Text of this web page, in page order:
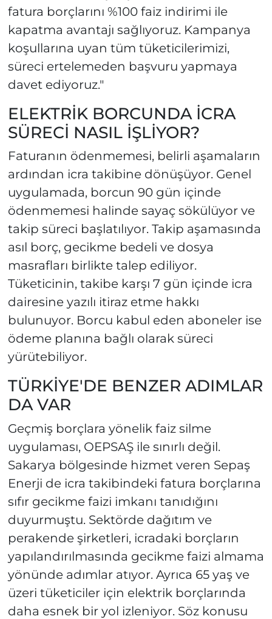
fatura borçlarını %100 faiz indirimi ile
kapatma avantajı sağlıyoruz. Kampanya
koşullarına uyan tüm tüketicilerimizi,
süreci ertelemeden başvuru yapmaya
davet ediyoruz."
ELEKTRİK BORCUNDA İCRA
SÜRECİ NASIL İŞLİYOR?
Faturanın ödenmemesi, belirli aşamaların
ardından icra takibine dönüşüyor. Genel
uygulamada, borcun 90 gün içinde
ödenmemesi halinde sayaç sökülüyor ve
takip süreci başlatılıyor. Takip aşamasında
asıl borç, gecikme bedeli ve dosya
masrafları birlikte talep ediliyor.
Tüketicinin, takibe karşı 7 gün içinde icra
dairesine yazılı itiraz etme hakkı
bulunuyor. Borcu kabul eden aboneler ise
ödeme planına bağlı olarak süreci
yürütebiliyor.
TÜRKİYE'DE BENZER ADIMLAR
DA VAR
Geçmiş borçlara yönelik faiz silme
uygulaması, OEPSAŞ ile sınırlı değil.
Sakarya bölgesinde hizmet veren Sepaş
Enerji de icra takibindeki fatura borçlarına
sıfır gecikme faizi imkanı tanıdığını
duyurmuştu. Sektörde dağıtım ve
perakende şirketleri, icradaki borçların
yapılandırılmasında gecikme faizi almama
yönünde adımlar atıyor. Ayrıca 65 yaş ve
üzeri tüketiciler için elektrik borçlarında
daha esnek bir yol izleniyor. Söz konusu